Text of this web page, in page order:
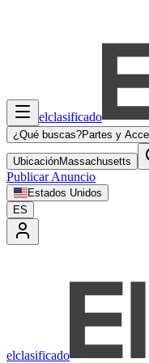
elclasificado
¿Qué buscas?Partes y
UbicaciónMassachusetts
Publicar Anuncio
Estados Unidos
ES
elclasificado